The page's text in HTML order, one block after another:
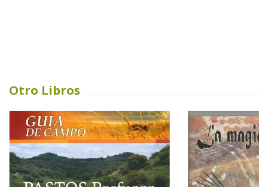
Otro Libros